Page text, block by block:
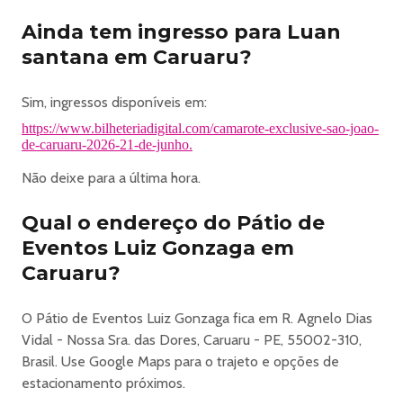
foguetes, objetos cortantes ou contundentes ou outros
que possam causar ferimentos a terceiros.
· A entrada de alimentos e bebidas de quaisquer natureza
. Proibido o consumo de bebidas alcoólicas por menores
de idade.
· Observe a classificação do evento.
· O titular do ingresso declara expressamente aceitar que
durante a realização do evento e cede de modo gratuito
e definitivo, todos os direitos de imagem e áudio para
todos os fins.
· Não nos responsabilizamos por ingressos comprados a
· Desconfie sempre de ingressos abaixo do valor de
mercado e muita facilidade na compra.
· Não compre ingressos a CAMBISTAS.
· O ingresso é um título ao portador. Em caso de roubo,
Ainda tem ingresso para Luan
santana em Caruaru?
Sim, ingressos disponíveis em:
https://www.bilheteriadigital.com/camarote-exclusive-sao-joao-
de-caruaru-2026-21-de-junho.
Não deixe para a última hora.
Qual o endereço do Pátio de
Eventos Luiz Gonzaga em
Caruaru?
O Pátio de Eventos Luiz Gonzaga fica em R. Agnelo Dias
Vidal - Nossa Sra. das Dores, Caruaru - PE, 55002-310,
Brasil. Use Google Maps para o trajeto e opções de
estacionamento próximos.